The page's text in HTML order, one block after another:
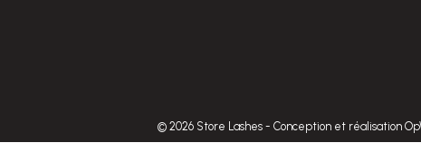
© 2026 Store Lashes - Conception et réalisation